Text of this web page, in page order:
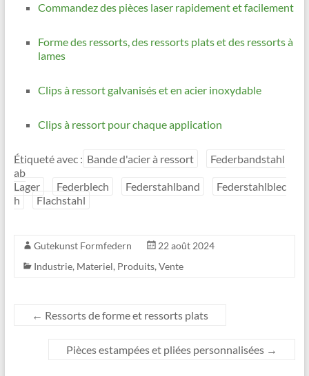
Commandez des pièces laser rapidement et facilement
Forme des ressorts, des ressorts plats et des ressorts à
lames
Clips à ressort galvanisés et en acier inoxydable
Clips à ressort pour chaque application
Étiqueté avec : Bande d'acier à ressort
Federbandstahl
ab
Lager
Federblech Federstahlband
Federstahlblec
h
Flachstahl
Gutekunst Formfedern
22 août 2024
Industrie, Materiel, Produits, Vente
← Ressorts de forme et ressorts plats
Pièces estampées et pliées personnalisées →